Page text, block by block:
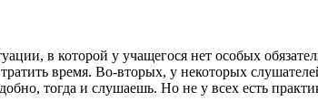
в которой у учащегося нет особых
время. Во-вторых, у некоторых
тогда и слушаешь. Но не у всех есть